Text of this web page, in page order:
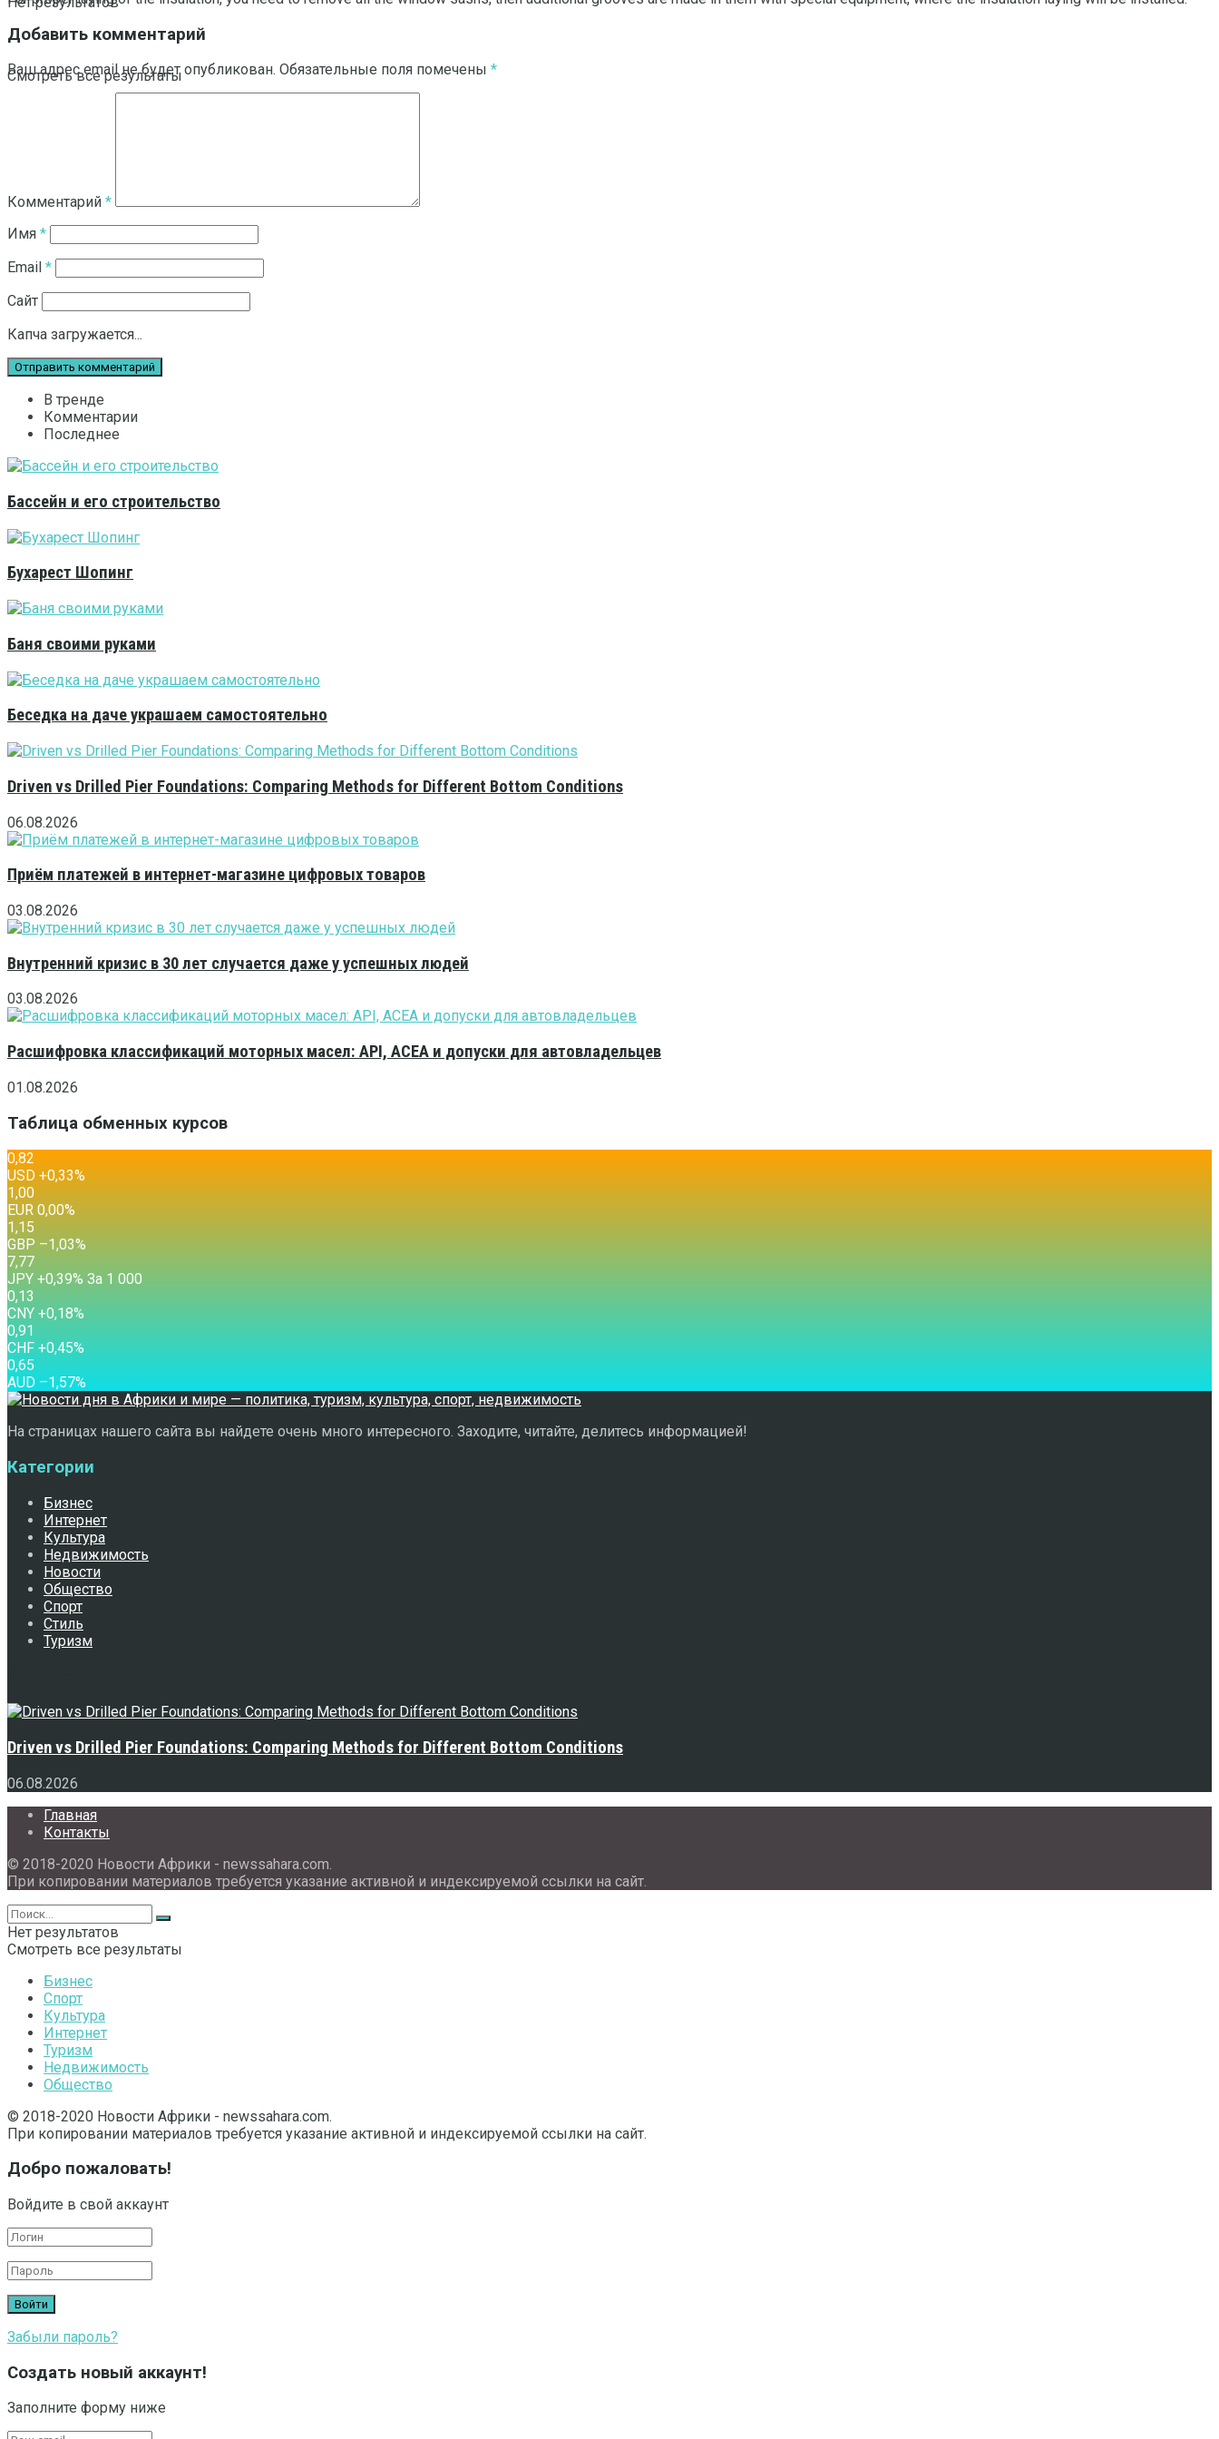
Смотреть все результаты
Добавить комментарий
Ваш адрес email не будет опубликован. Обязательные поля помечены *
Комментарий *
Имя *
Email *
Сайт
Капча загружается...
В тренде
Комментарии
Последнее
Бассейн и его строительство
Бухарест Шопинг
Баня своими руками
Беседка на даче украшаем самостоятельно
Driven vs Drilled Pier Foundations: Comparing Methods for Different Bottom Conditions
06.08.2026
Приём платежей в интернет-магазине цифровых товаров
03.08.2026
Внутренний кризис в 30 лет случается даже у успешных людей
03.08.2026
Расшифровка классификаций моторных масел: API, ACEA и допуски для автовладельцев
01.08.2026
Таблица обменных курсов
0,82
USD +0,33%
1,00
EUR 0,00%
1,15
GBP –1,03%
7,77
JPY +0,39% За 1 000
0,13
CNY +0,18%
0,91
CHF +0,45%
0,65
AUD –1,57%
На страницах нашего сайта вы найдете очень много интересного. Заходите, читайте, делитесь информацией!
Категории
Бизнес
Интернет
Культура
Недвижимость
Новости
Общество
Спорт
Стиль
Туризм
Driven vs Drilled Pier Foundations: Comparing Methods for Different Bottom Conditions
06.08.2026
Главная
Контакты
© 2018-2020 Новости Африки - newssahara.com.
При копировании материалов требуется указание активной и индексируемой ссылки на сайт.
Нет результатов
Смотреть все результаты
Бизнес
Спорт
Культура
Интернет
Туризм
Недвижимость
Общество
© 2018-2020 Новости Африки - newssahara.com.
При копировании материалов требуется указание активной и индексируемой ссылки на сайт.
Добро пожаловать!
Войдите в свой аккаунт
Забыли пароль?
Создать новый аккаунт!
Заполните форму ниже